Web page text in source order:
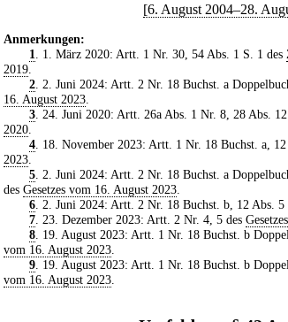
[6. August 2004–28.
Anmerkungen:
1
. 1. März 2020: Artt. 1 Nr. 30, 54 Abs. 1 S. 1 des
2019
2. 2. Juni 2024: Artt. 2 Nr. 18 Buchst. a
16. August 2023
3. 24. Juni 2020: Artt. 26a Abs. 1 Nr. 8, 28 Abs. 12
2020
4. 18. November 2023: Artt. 1 Nr. 18 Buchst. a, 12
2023
5. 2. Juni 2024: Artt. 2 Nr. 18 Buchst. a
des Gesetzes vom 16. August 2023
6. 2. Juni 2024: Artt. 2 Nr. 18 Buchst. b, 12 Abs. 5
7. 23. Dezember 2023: Artt. 2 Nr. 4, 5 des
8. 19. August 2023: Artt. 1 Nr. 18 Buchst. b
vom 16. August 2023
9. 19. August 2023: Artt. 1 Nr. 18 Buchst. b
vom 16. August 2023